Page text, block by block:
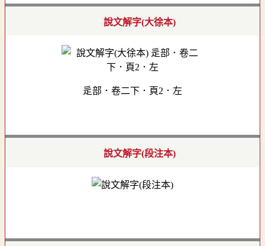
說文解字(大徐本)
辵部．卷二下．頁2．左
說文解字(段注本)